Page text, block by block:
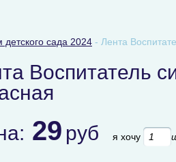
сада 2024 - Лента
Воспитатель
29 руб я хочу